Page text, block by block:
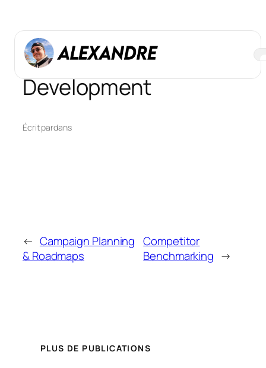
au
contenu
Customer Persona
Development
Écrit pardans
← Campaign Planning
& Roadmaps
Competitor
Benchmarking →
PLUS DE PUBLICATIONS